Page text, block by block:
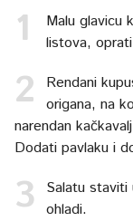
Malu glavicu
listova,
Rendani
origana, na
narendan
Dodati pavlaku i
Salatu
ohladi.